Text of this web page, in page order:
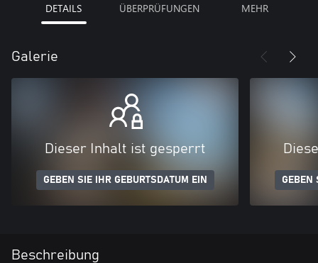
DETAILS ÜBERPRÜFUNGEN MEHR
Galerie
Dieser Inhalt ist gesperrt
GEBEN SIE IHR GEBURTSDATUM EIN GEBEN
Beschreibung